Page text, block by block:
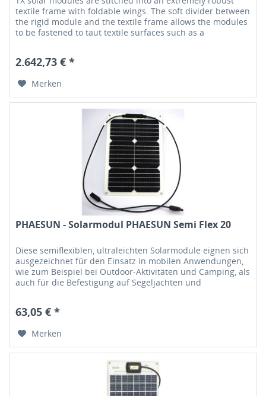
textile frame with foldable wings. The soft divider between
the rigid module and the textile frame allows the modules
to be fastened to taut textile surfaces such as a
2.642,73 € *
Merken
PHAESUN - Solarmodul PHAESUN Semi Flex 20
Diese semiflexiblen, ultraleichten Solarmodule eignen sich
ausgezeichnet für den Einsatz in mobilen Anwendungen,
wie zum Beispiel bei Outdoor-Aktivitäten und Camping, als
auch für die Befestigung auf Segeljachten und
63,05 € *
Merken